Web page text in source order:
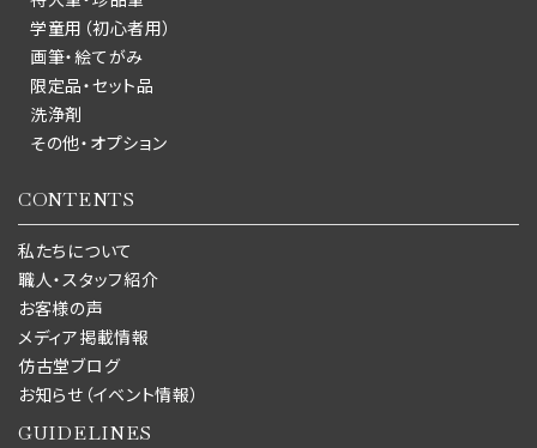
学童用（初心者用）
画筆・絵てがみ
限定品・セット品
洗浄剤
その他・オプション
CONTENTS
私たちについて
職人・スタッフ紹介
お客様の声
メディア掲載情報
仿古堂ブログ
お知らせ（イベント情報）
GUIDELINES